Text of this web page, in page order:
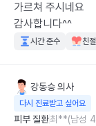
가르쳐 주시네요
감사합니다^^
시간 준수 친
강동승의사
다시 진료받고 싶어요
피부 질환최**(남성